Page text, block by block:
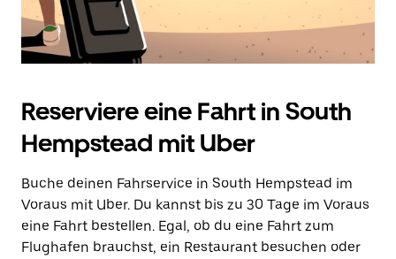
Reserviere eine Fahrt in South
Hempstead mit Uber
Buche deinen Fahrservice in South Hempstead im
Voraus mit Uber. Du kannst bis zu 30 Tage im Voraus
eine Fahrt bestellen. Egal, ob du eine Fahrt zum
Flughafen brauchst, ein Restaurant besuchen oder